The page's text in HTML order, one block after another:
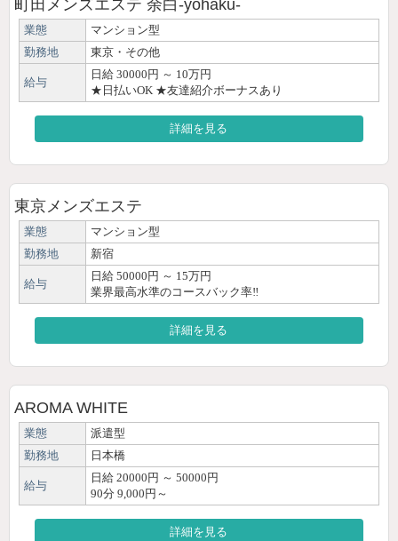
町田メンズエステ 余白-yohaku-
業態
マンション型
勤務地
東京・その他
給与
日給 30000円 ～ 10万円
★日払いOK ★友達紹介ボーナスあり
詳細を見る
東京メンズエステ
業態
マンション型
勤務地
新宿
給与
日給 50000円 ～ 15万円
業界最高水準のコースバック率‼
詳細を見る
AROMA WHITE
業態
派遣型
勤務地
日本橋
給与
日給 20000円 ～ 50000円
90分 9,000円～
詳細を見る